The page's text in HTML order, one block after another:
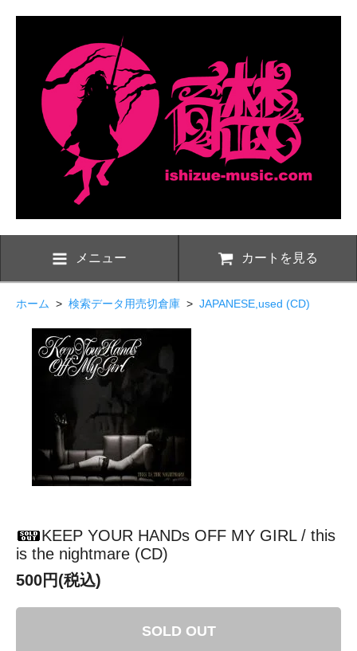
メニュー カートを見る
ホーム > 検索データ用売切倉庫 > JAPANESE,used (CD)
KEEP YOUR HANDs OFF MY GIRL / this
is the nightmare (CD)
500円(税込)
SOLD OUT